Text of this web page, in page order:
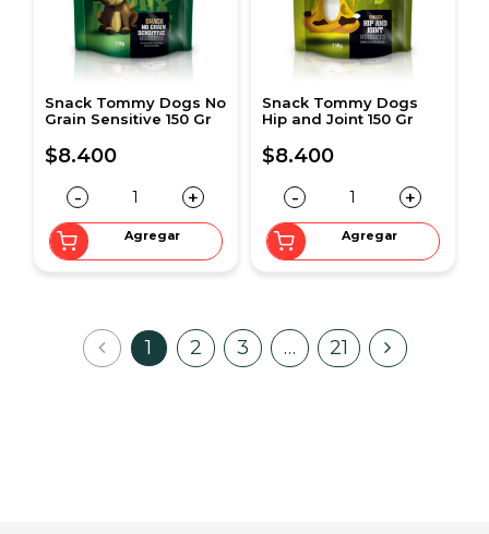
Snack Tommy Dogs No
Grain Sensitive 150 Gr
$8.400
- +
Agregar
Snack Tommy Dogs
Hip and Joint 150 Gr
$8.400
- +
Agregar
1 2 3 … 21